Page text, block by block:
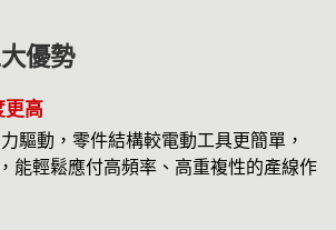
優勢
更高
驅動，零件結構較電動工具更簡單，
能輕鬆應付高頻率、高重複性的產線作